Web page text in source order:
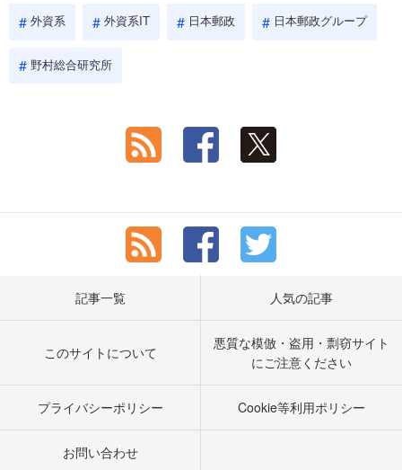
外資系 外資系IT 日本郵政 日本郵政グループ
野村総合研究所
記事一覧 人気の記事
このサイトについて
悪質な模倣・盗用・剽窃サイト
にご注意ください
プライバシーポリシー Cookie等利用ポリシー
お問い合わせ